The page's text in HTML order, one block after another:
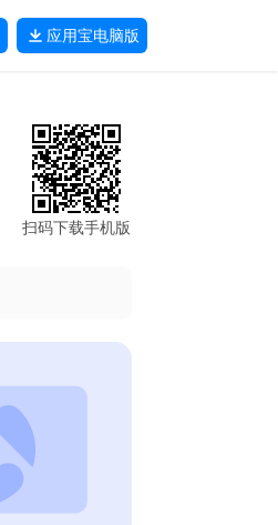
应用宝电脑版
扫码下载手机版